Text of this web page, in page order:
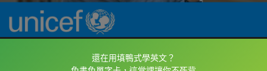
還在用填鴨式學英文？
框選或點兩下字幕可以直接查字典喔！